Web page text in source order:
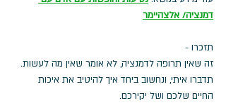
דמנציה/ אלצהיימר
תזכרו -
זה שאין תרופה לדמנציה, לא אומר שאין מה לעשות.
תדברו איתי, ונחשוב ביחד איך להיטיב את איכות
החיים שלכם ושל יקירכם.